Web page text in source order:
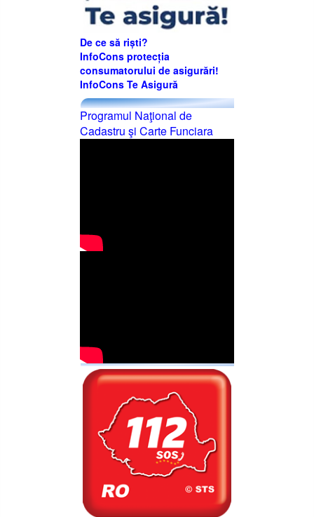
De ce să riști?
InfoCons protecția
consumatorului de asigurări!
InfoCons Te Asigură
Programul Naţional de
Cadastru şi Carte Funciara